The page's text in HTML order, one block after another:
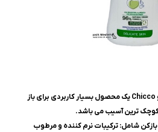
اسپری گره باز کن مو کودک چیکو Chicco یک محصول بسیار کاربردی برای باز
ترین آسیب می باشد.
شامل: ترکیبات نرم‌ کننده و مرطوب‌